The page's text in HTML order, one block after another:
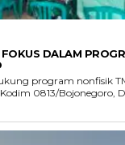
DALAM
program nonfisik
0813/Bojonegoro,